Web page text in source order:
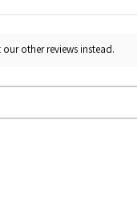
other reviews instead.